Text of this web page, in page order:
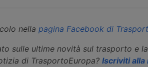
nella pagina Facebook di
sulle ultime novità sul trasporto e
di TrasportoEuropa? Iscriviti